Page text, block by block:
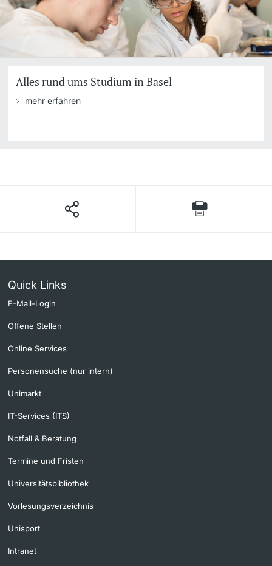
Alles rund ums Studium in Basel
mehr erfahren
Quick Links
E-Mail-Login
Offene Stellen
Online Services
Personensuche (nur intern)
Unimarkt
IT-Services (ITS)
Notfall & Beratung
Termine und Fristen
Universitätsbibliothek
Vorlesungsverzeichnis
Unisport
Intranet